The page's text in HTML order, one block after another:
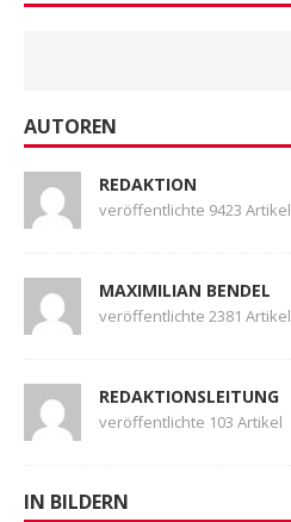
AUTOREN
REDAKTION
veröffentlichte 9423 Artikel
MAXIMILIAN BENDEL
veröffentlichte 2381 Artikel
REDAKTIONSLEITUNG
veröffentlichte 103 Artikel
IN BILDERN